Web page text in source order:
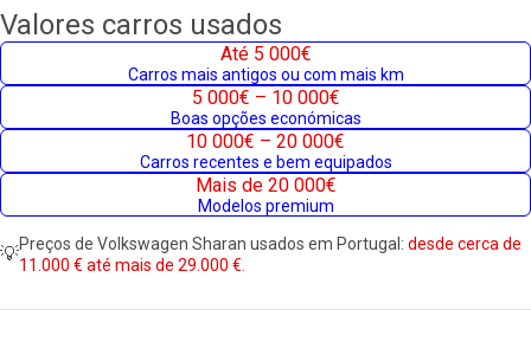
Valores carros usados
Até 5 000€
Carros mais antigos ou com mais km
5 000€ – 10 000€
Boas opções económicas
10 000€ – 20 000€
Carros recentes e bem equipados
Mais de 20 000€
Modelos premium
💡Preços de Volkswagen Sharan usados em Portugal: desde cerca de
11.000 € até mais de 29.000 €.